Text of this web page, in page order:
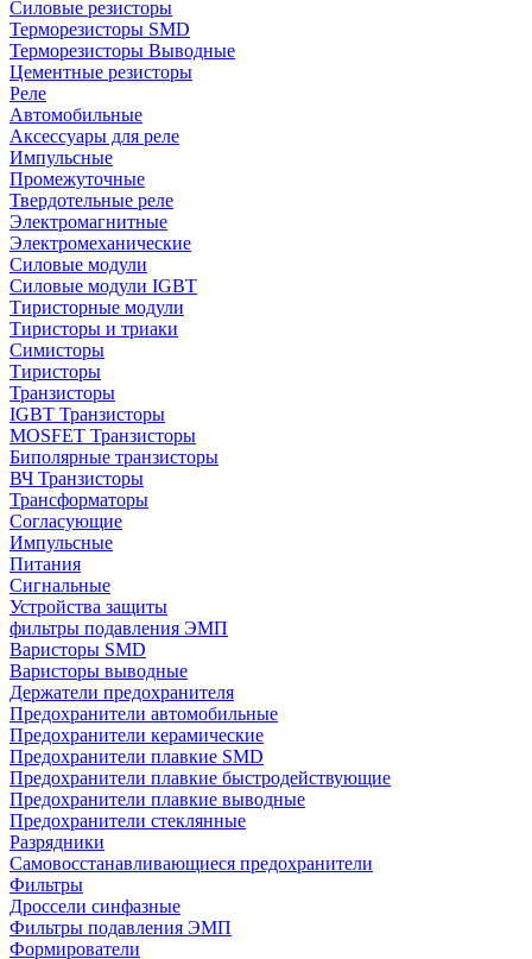
Силовые резисторы
Терморезисторы SMD
Терморезисторы Выводные
Цементные резисторы
Реле
Автомобильные
Аксессуары для реле
Импульсные
Промежуточные
Твердотельные реле
Электромагнитные
Электромеханические
Силовые модули
Силовые модули IGBT
Тиристорные модули
Тиристоры и триаки
Симисторы
Тиристоры
Транзисторы
IGBT Транзисторы
MOSFET Транзисторы
Биполярные транзисторы
ВЧ Транзисторы
Трансформаторы
Согласующие
Импульсные
Питания
Сигнальные
Устройства защиты
фильтры подавления ЭМП
Варисторы SMD
Варисторы выводные
Держатели предохранителя
Предохранители автомобильные
Предохранители керамические
Предохранители плавкие SMD
Предохранители плавкие быстродействующие
Предохранители плавкие выводные
Предохранители стеклянные
Разрядники
Самовосстанавливающиеся предохранители
Фильтры
Дроссели синфазные
Фильтры подавления ЭМП
Формирователи